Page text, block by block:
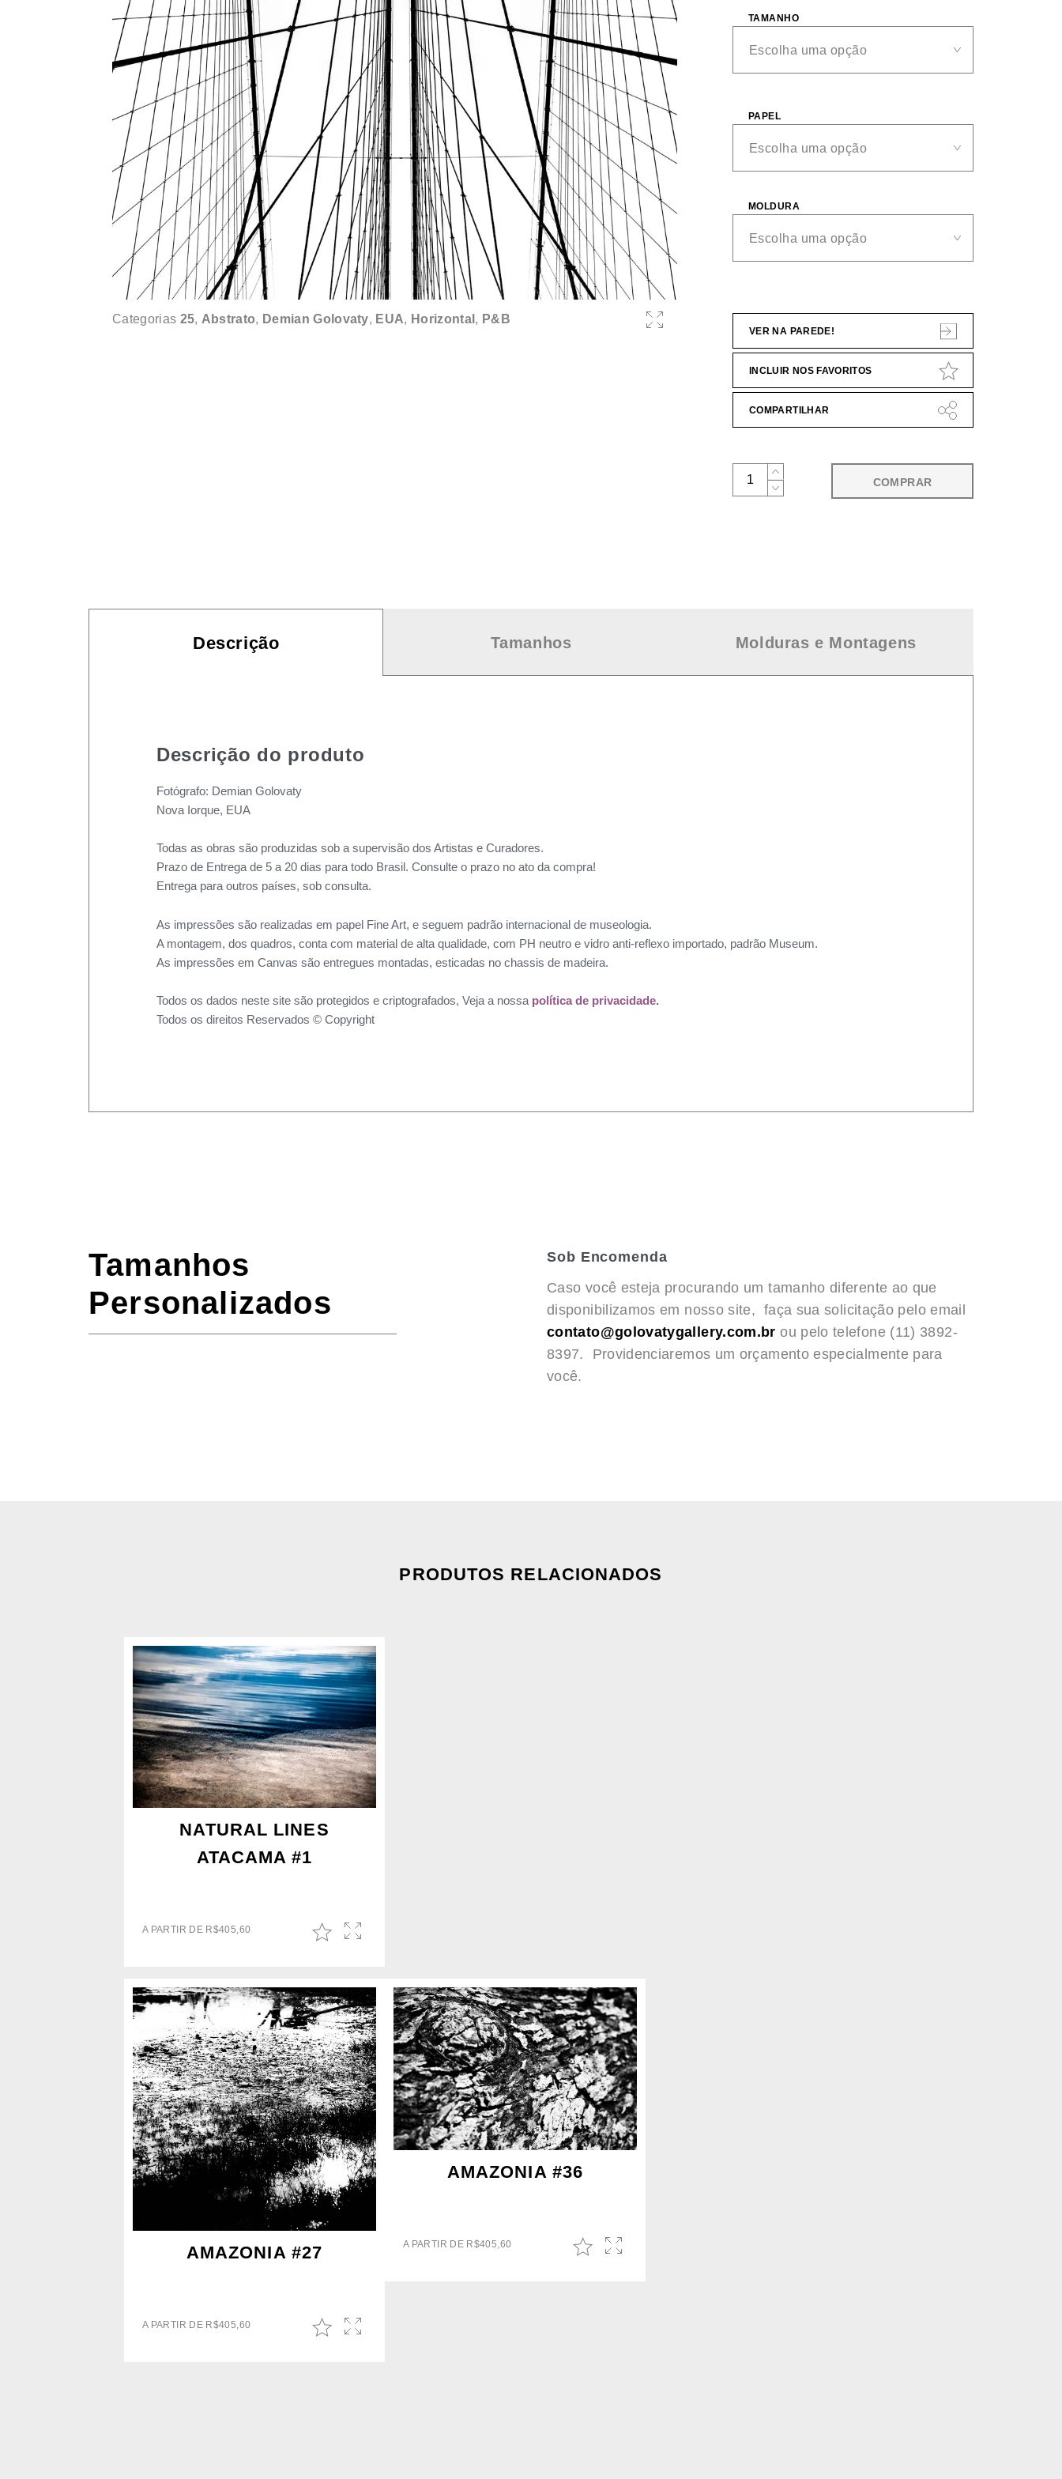
Categorias 25, Abstrato, Demian Golovaty, EUA, Horizontal , P&B
TAMANHO
PAPEL
MOLDURA
VER NA PAREDE!
INCLUIR NOS FAVORITOS
COMPARTILHAR
COMPRAR
Descrição Tamanhos Molduras e Montagens
Descrição do produto
Fotógrafo: Demian Golovaty
Nova Iorque, EUA
Todas as obras são produzidas sob a supervisão dos Artistas e Curadores.
Prazo de Entrega de 5 a 20 dias para todo Brasil. Consulte o prazo no ato da compra!
Entrega para outros países, sob consulta.
As impressões são realizadas em papel Fine Art, e seguem padrão internacional de museologia.
A montagem, dos quadros, conta com material de alta qualidade, com PH neutro e vidro anti-reflexo importado, padrão Museum.
As impressões em Canvas são entregues montadas, esticadas no chassis de madeira.
Todos os dados neste site são protegidos e criptografados, Veja a nossa política de privacidade.
Todos os direitos Reservados © Copyright
Tamanhos
Personalizados
Sob Encomenda
Caso você esteja procurando um tamanho diferente ao que
disponibilizamos em nosso site, faça sua solicitação pelo email
contato@golovatygallery.com.br ou pelo telefone (11) 3892-
8397. Providenciaremos um orçamento especialmente para
você.
PRODUTOS RELACIONADOS
NATURAL LINES
ATACAMA #1
A PARTIR DE R$405,60
AMAZONIA #27
A PARTIR DE R$405,60
AMAZONIA #36
A PARTIR DE R$405,60